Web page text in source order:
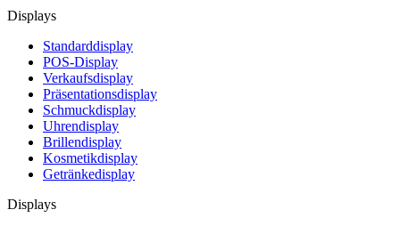
Displays
Standarddisplay
POS-Display
Verkaufsdisplay
Präsentationsdisplay
Schmuckdisplay
Uhrendisplay
Brillendisplay
Kosmetikdisplay
Getränkedisplay
Displays